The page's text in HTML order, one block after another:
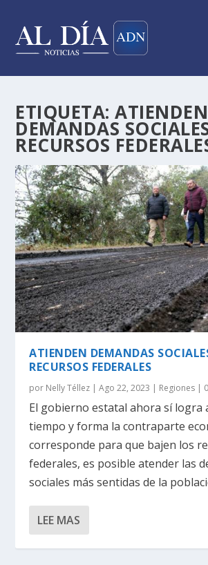
ETIQUETA:ATIENDEN
DEMANDAS
RECURSOS
ATIENDEN DEMANDAS
RECURSOS FEDERALES
por Nelly Téllez |Ago 22, 2023 | Regiones |
El gobierno estatal ahora sí logra
tiempo y forma la contraparte
corresponde para que bajen los
federales, es posible atender las
sociales más sentidas de la
LEE MAS